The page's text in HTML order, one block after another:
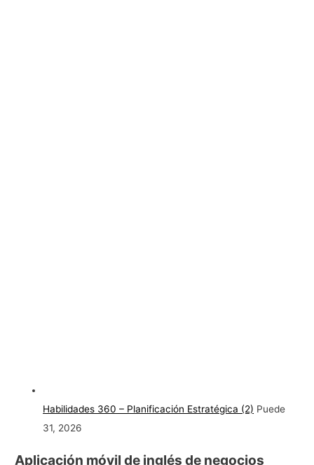
Habilidades 360 – Planificación Estratégica (2) Puede
31, 2026
Aplicación móvil de inglés de negocios